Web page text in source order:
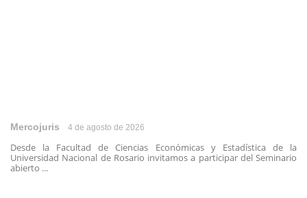
Mercojuris 4 de agosto de 2026
Desde la Facultad de Ciencias Económicas y Estadística de la
Universidad Nacional de Rosario invitamos a participar del Seminario
abierto ...